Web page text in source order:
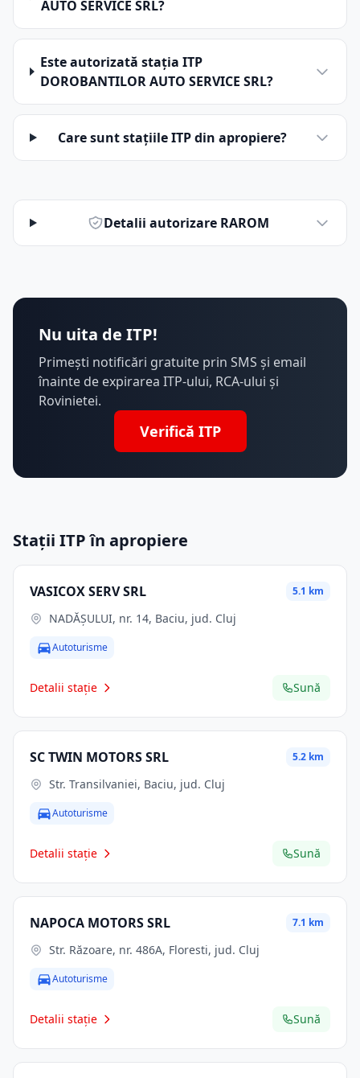
AUTO SERVICE SRL?
Este autorizată stația ITP
DOROBANTILOR AUTO SERVICE SRL?
Care sunt stațiile ITP din apropiere?
Detalii autorizare RAROM
Nu uita de ITP!
Primești notificări gratuite prin SMS și email
înainte de expirarea ITP-ului, RCA-ului și
Rovinietei.
Verifică ITP
Stații ITP în apropiere
VASICOX SERV SRL 5.1 km
NADĂȘULUI, nr. 14, Baciu, jud. Cluj
Autoturisme
Detalii stație Sună
SC TWIN MOTORS SRL 5.2 km
Str. Transilvaniei, Baciu, jud. Cluj
Autoturisme
Detalii stație Sună
NAPOCA MOTORS SRL 7.1 km
Str. Răzoare, nr. 486A, Floresti, jud. Cluj
Autoturisme
Detalii stație Sună